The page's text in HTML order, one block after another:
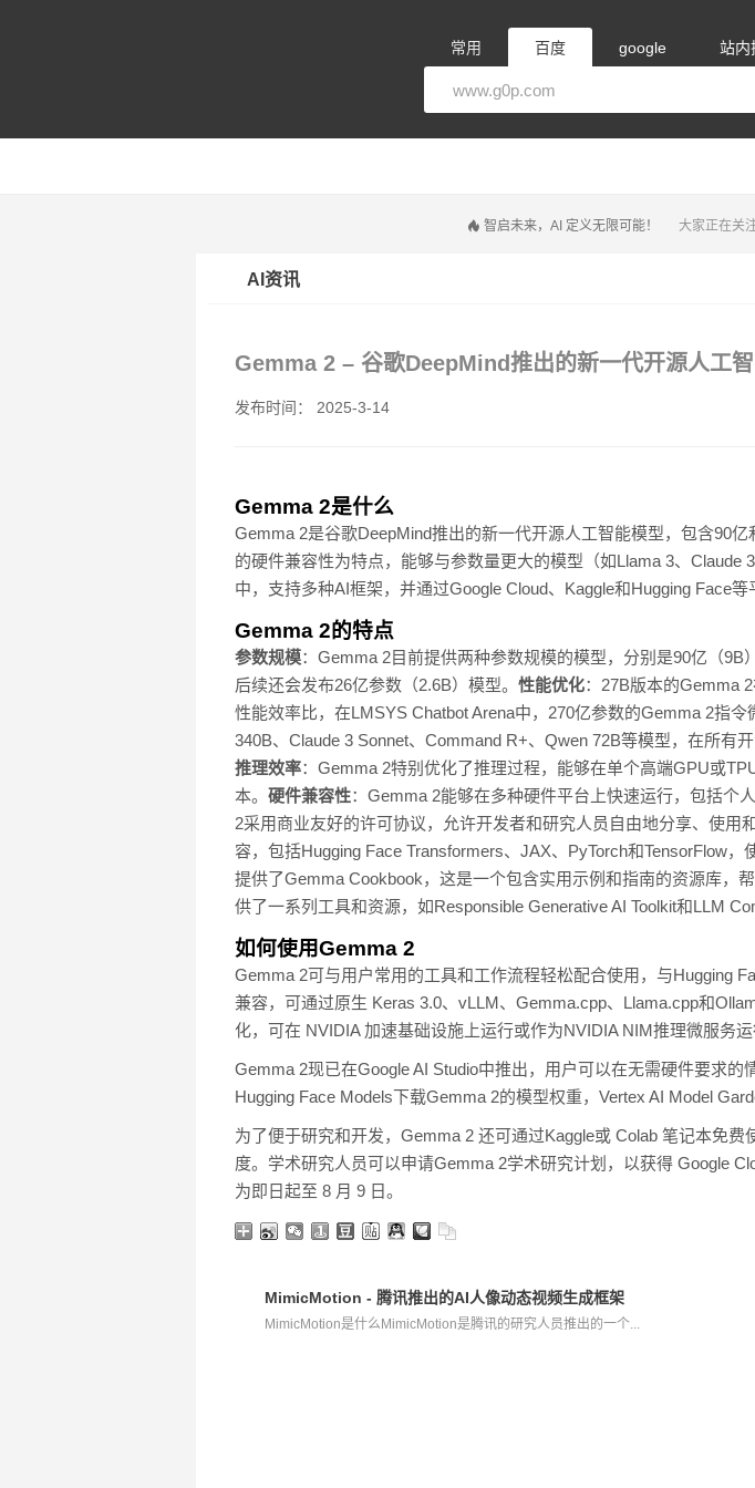
常用 百度 google 站内
大家正在关注
智启未来，AI 定义无限可能！
AI资讯
Gemma 2 – 谷歌DeepMind推出的新一代开源人工
发布时间： 2025-3-14
Gemma 2是什么
Gemma 2是谷歌DeepMind推出的新一代开源人工智能模型，包含90
的硬件兼容性为特点，能够与参数量更大的模型（如Llama 3、
中，支持多种AI框架，并通过Google Cloud、Kaggle和Hugging Face等
Gemma 2的特点
参数规模：Gemma 2目前提供两种参数规模的模型，分别是90亿（9B
后续还会发布26亿参数（2.6B）模型。 性能优化：27B版本的Gemma
性能效率比，在LMSYS Chatbot Arena中，270亿参数的Gemma 2指
340B、Claude 3 Sonnet、Command R+、Qwen 72B等模型，在所有
推理效率：Gemma 2特别优化了推理过程，能够在单个高端GPU或
本。 硬件兼容性：Gemma 2能够在多种硬件平台上快速运行，包括个
2采用商业友好的许可协议，允许开发者和研究人员自由地分享、使用
容，包括Hugging Face Transformers、JAX、PyTorch和TensorFlow，
提供了Gemma Cookbook，这是一个包含实用示例和指南的资源库，
供了一系列工具和资源，如Responsible Generative AI Toolkit和LLM
如何使用Gemma 2
Gemma 2可与用户常用的工具和工作流程轻松配合使用，与Hugging
兼容，可通过原生 Keras 3.0、vLLM、Gemma.cpp、Llama.cpp和
化，可在 NVIDIA 加速基础设施上运行或作为NVIDIA NIM推理微服务
Gemma 2现已在Google AI Studio中推出，用户可以在无需硬件要求
Hugging Face Models下载Gemma 2的模型权重，Vertex AI Model
为了便于研究和开发，Gemma 2 还可通过Kaggle或 Colab 笔记本免
度。学术研究人员可以申请Gemma 2学术研究计划，以获得 Google
为即日起至 8 月 9 日。
MimicMotion - 腾讯推出的AI人像动态视频生成框架
MimicMotion是什么MimicMotion是腾讯的研究人员推出的一个...